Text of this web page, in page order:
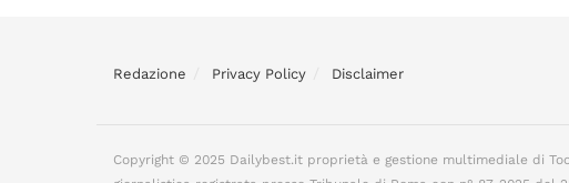
Redazione Privacy Policy Disclaimer
Copyright © 2025 Dailybest.it proprietà e gestione multimediale di